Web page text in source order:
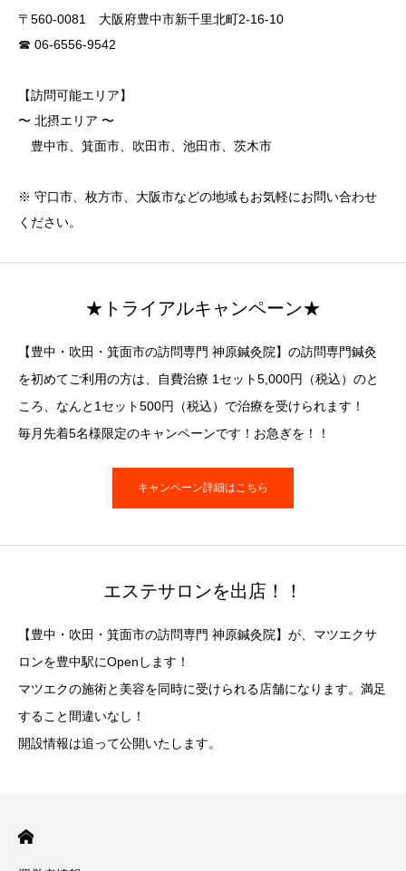
〒560-0081 大阪府豊中市新千里北町2-16-10
☎ 06-6556-9542
【訪問可能エリア】
〜 北摂エリア 〜
豊中市、箕面市、吹田市、池田市、茨木市
※ 守口市、枚方市、大阪市などの地域もお気軽にお問い合わせ
ください。
★トライアルキャンペーン★
【豊中・吹田・箕面市の訪問専門 神原鍼灸院】の訪問専門鍼灸
を初めてご利用の方は、自費治療 1セット5,000円（税込）のと
ころ、なんと1セット500円（税込）で治療を受けられます！
毎月先着5名様限定のキャンペーンです！お急ぎを！！
キャンペーン詳細はこちら
エステサロンを出店！！
【豊中・吹田・箕面市の訪問専門 神原鍼灸院】が、マツエクサ
ロンを豊中駅にOpenします！
マツエクの施術と美容を同時に受けられる店舗になります。満足
すること間違いなし！
開設情報は追って公開いたします。